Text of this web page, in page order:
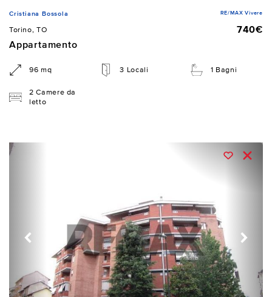
Cristiana Bossola RE/MAX Vivere
Torino, TO
740€
Appartamento
96 mq 3 Locali 1 Bagni
2 Camere da
letto